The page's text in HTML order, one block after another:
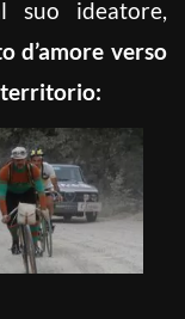
suo ideatore,
d’amore verso
territorio: